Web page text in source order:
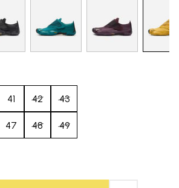
41 42 43
47 48 49